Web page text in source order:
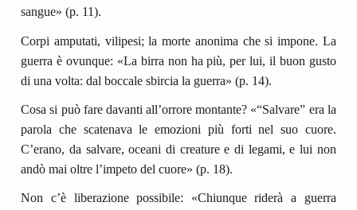
sangue» (p. 11).
Corpi amputati, vilipesi; la morte anonima che si impone. La
guerra è ovunque: «La birra non ha più, per lui, il buon gusto
di una volta: dal boccale sbircia la guerra» (p. 14).
Cosa si può fare davanti all’orrore montante? «“Salvare” era la
parola che scatenava le emozioni più forti nel suo cuore.
C’erano, da salvare, oceani di creature e di legami, e lui non
andò mai oltre l’impeto del cuore» (p. 18).
Non c’è liberazione possibile: «Chiunque riderà a guerra